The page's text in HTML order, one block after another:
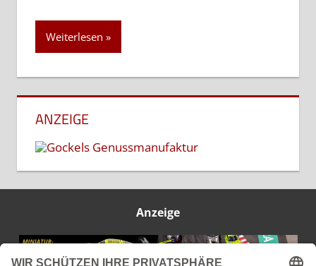
Weiterlesen
ANZEIGE
Anzeige